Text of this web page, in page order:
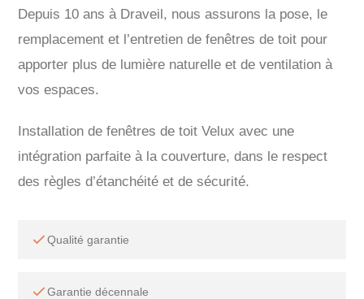
Depuis 10 ans à Draveil, nous assurons la pose, le
remplacement et l’entretien de fenêtres de toit pour
apporter plus de lumière naturelle et de ventilation à
vos espaces.
Installation de fenêtres de toit Velux avec une
intégration parfaite à la couverture, dans le respect
des règles d’étanchéité et de sécurité.
Qualité garantie
Garantie décennale